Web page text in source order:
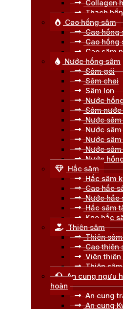
Collagen
Thạch
Cao hồng sâm
Cao hồng
Cao hồng
Cao sâm
Nước hồng sâm
Sâm gói
Sâm chai
Sâm lon
Nước
Sâm nước
Nước sâm
Nước sâm
Nước sâm
Nước sâm
Nước
Hắc sâm
Hắc sâm
Cao hắc
Nước hắc
Hắc sâm
Kẹo hắc
Thiên sâm
Thiên
Cao thiên
Viên thiên
Thiên
An cung ngưu
hoàn
An cung
An cung